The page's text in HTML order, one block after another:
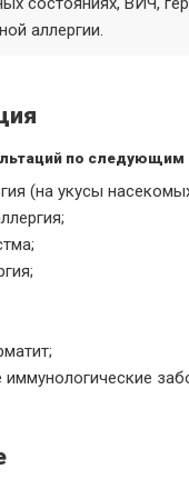
аллергии.
по следующим
(на укусы